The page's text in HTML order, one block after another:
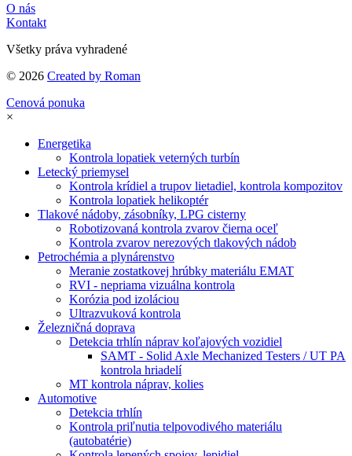
O nás
Kontakt
Všetky práva vyhradené
© 2026 Created by Roman
Cenová ponuka
×
Energetika
Kontrola lopatiek veterných turbín
Letecký priemysel
Kontrola krídiel a trupov lietadiel, kontrola kompozitov
Kontrola lopatiek helikoptér
Tlakové nádoby, zásobníky, LPG cisterny
Robotizovaná kontrola zvarov čierna oceľ
Kontrola zvarov nerezových tlakových nádob
Petrochémia a plynárenstvo
Meranie zostatkovej hrúbky materiálu EMAT
RVI - nepriama vizuálna kontrola
Korózia pod izoláciou
Ultrazvuková kontrola
Železničná doprava
Detekcia trhlín náprav koľajových vozidiel
SAMT - Solid Axle Mechanized Testers / UT PA
kontrola hriadelí
MT kontrola náprav, kolies
Automotive
Detekcia trhlín
Kontrola priľnutia telpovodivého materiálu
(autobatérie)